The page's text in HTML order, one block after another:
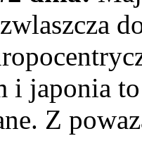
i japonia
Z